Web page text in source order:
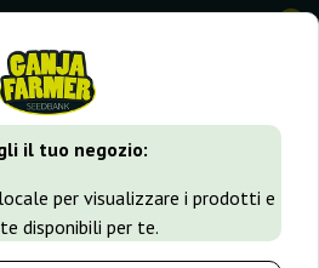
il tuo negozio:
per visualizzare i prodotti e
disponibili per te.
0
Semi Semi Femminizzati di